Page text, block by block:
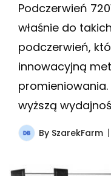
Podczerwień
właśnie do
podczerwień,
innowacyjną
wyższą
By SzarekFarm